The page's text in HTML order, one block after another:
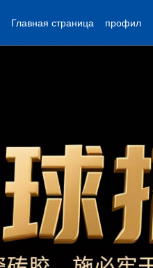
Главная страница профил